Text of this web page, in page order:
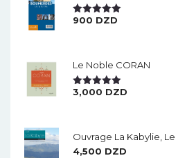
Note 5.00
900 DZD
Le Noble CORAN
Note5.00
3,000 DZD
4,500 DZD